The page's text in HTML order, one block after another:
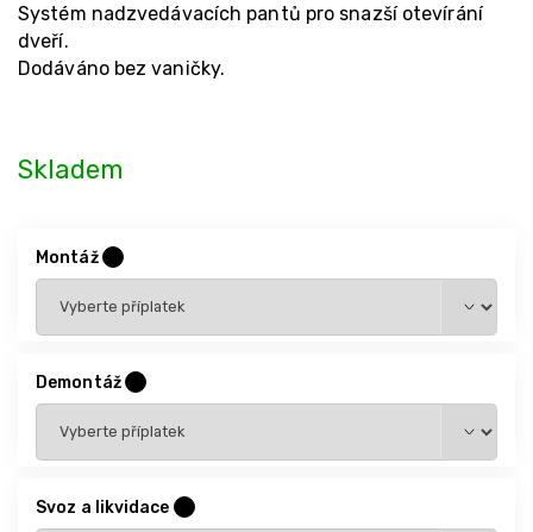
Skladem
Montáž
Demontáž
Svoz a likvidace
Systém nadzvedávacích pantů pro snazší otevírání
dveří.
Dodáváno bez vaničky.